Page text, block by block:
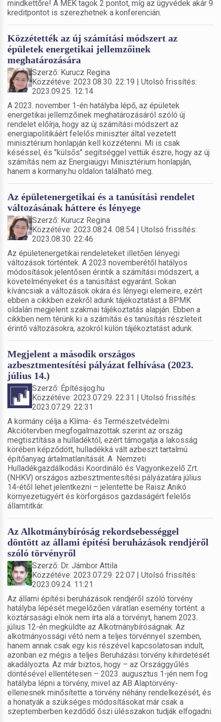
mindkettőre! A MÉK tagok 2 pontot, míg az ügyvédek akár 9
kreditpontot is szerezhetnek a konferencián.
Közzétették az új számítási módszert az
épületek energetikai jellemzőinek
meghatározására
Szerző: Kurucz Regina
Közzétéve: 2023.08.30. 22:19 | Utolsó frissítés:
2023.09.25. 12:14
A 2023. november 1-én hatályba lépő, az épületek
energetikai jellemzőinek meghatározásáról szóló új
rendelet előírja, hogy az új számítási módszert az
energiapolitikáért felelős miniszter által vezetett
minisztérium honlapján kell közzétenni. Mi is csak
késéssel, és "külsős" segítséggel vettük észre, hogy az új
számítás nem az Energiaügyi Minisztérium honlapján,
hanem a kormany.hu oldalon található meg.
Az épületenergetikai és a tanúsítási rendelet
változásának háttere és lényege
Szerző: Kurucz Regina
Közzétéve: 2023.08.24. 08:54 | Utolsó frissítés:
2023.08.30. 22:46
Az épületenergetikai rendeleteket illetően lényegi
változások történtek. A 2023 novemberétől hatályos
módosítások jelentősen érintik a számítási módszert, a
követelményeket és a tanúsítást egyaránt. Sokan
kíváncsiak a változások okára és lényegi elemeire, ezért
ebben a cikkben ezekről adunk tájékoztatást a BPMK
oldalán megjelent szakmai tájékoztatás alapján. Ebben a
cikkben nem térünk ki a számítás és tanúsítás részleteit
érintő változásokra, azokról külön tájékoztatást adunk.
Megjelent a második országos
azbesztmentesítési pályázat felhívása (2023.
július 14.)
Szerző: Építésijog.hu
Közzétéve: 2023.07.29. 22:31 | Utolsó frissítés:
2023.07.29. 22:31
A kormány célja a Klíma- és Természetvédelmi
Akciótervben megfogalmazottak szerint az ország
megtisztítása a hulladéktól, ezért támogatja a lakosság
körében képződött, hulladékká vált azbeszt tartalmú
építőanyag ártalmatlanítását. A Nemzeti
Hulladékgazdálkodási Koordináló és Vagyonkezelő Zrt.
(NHKV) országos azbesztmentesítési pályázatára július
14-étől lehet jelentkezni – jelentette be Raisz Anikó
környezetügyért és körforgásos gazdaságért felelős
államtitkár.
Az Alkotmánybíróság rekordsebességgel
döntött az állami építési beruházások rendjéről
szóló törvényről
Szerző: Dr. Jámbor Attila
Közzétéve: 2023.07.29. 22:07 | Utolsó frissítés:
2023.09.24. 11:21
Az állami építési beruházások rendjéről szóló törvény
hatályba lépését megelőzően váratlan esemény történt: a
köztársasági elnök nem írta alá a törvényt, hanem 2023.
július 12-én megküldte az Alkotmánybíróságnak. Az
alkotmányossági vétó nem a teljes törvénnyel szemben,
hanem annak csak egy kis részével kapcsolatosan indult,
azonban ez mégis a teljes Beruházási törvény kihirdetését
akadályozta. Az már biztos, hogy – az Országgyűlés
döntésével ellentétesen – 2023. augusztus 1-jén nem fog
hatályba lépni a törvény, mivel az AB Alaptörvény-
ellenesnek minősítette a törvény néhány rendelkezését, és
a honatyák a szükséges módosításokat már csak a
szeptemberben kezdődő őszi ülésszakon tudják elfogadni.